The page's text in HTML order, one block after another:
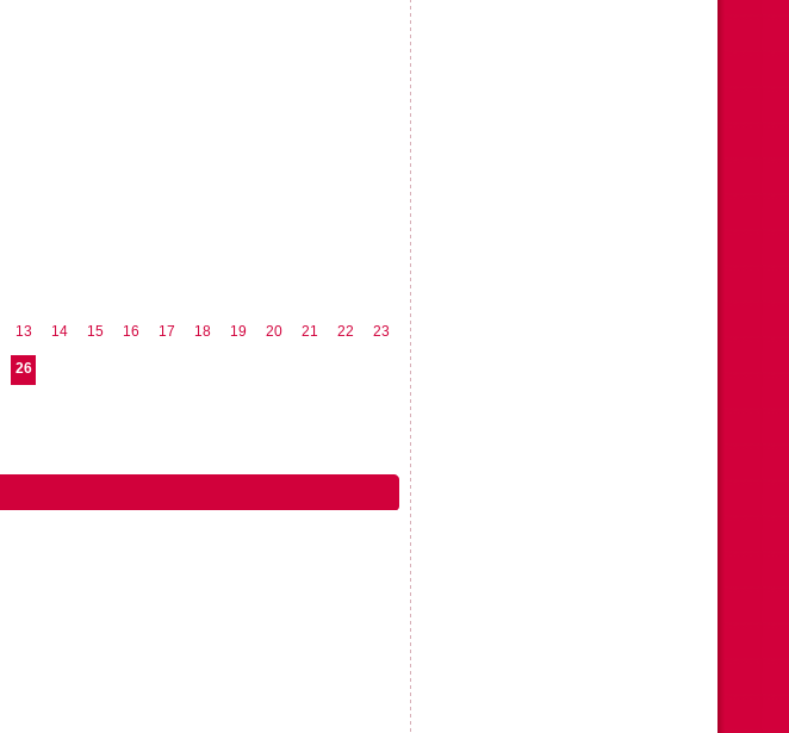
13 14 15 16 17 18 19 20 21 22 23
26